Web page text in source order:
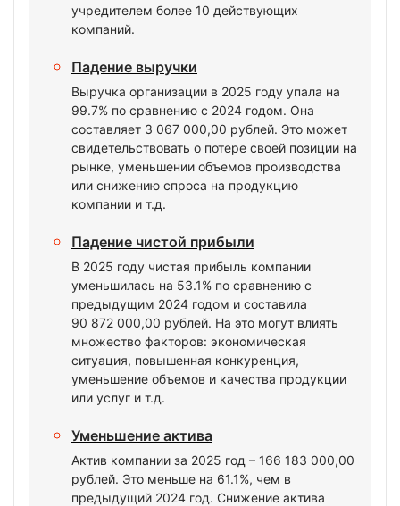
учредителем более 10 действующих
компаний.
Падение выручки
Выручка организации в 2025 году упала на
99.7% по сравнению с 2024 годом. Она
составляет 3 067 000,00 рублей. Это может
свидетельствовать о потере своей позиции на
рынке, уменьшении объемов производства
или снижению спроса на продукцию
компании и т.д.
Падение чистой прибыли
В 2025 году чистая прибыль компании
уменьшилась на 53.1% по сравнению с
предыдущим 2024 годом и составила
90 872 000,00 рублей. На это могут влиять
множество факторов: экономическая
ситуация, повышенная конкуренция,
уменьшение объемов и качества продукции
или услуг и т.д.
Уменьшение актива
Актив компании за 2025 год – 166 183 000,00
рублей. Это меньше на 61.1%, чем в
предыдущий 2024 год. Снижение актива